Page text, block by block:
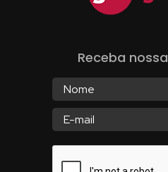
Receba nossa